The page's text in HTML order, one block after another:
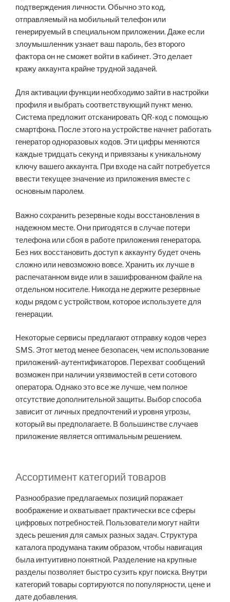
подтверждения личности. Обычно это код,
отправляемый на мобильный телефон или
генерируемый в специальном приложении. Даже если
злоумышленник узнает ваш пароль, без второго
фактора он не сможет войти в кабинет. Это делает
кражу аккаунта крайне трудной задачей.
Для активации функции необходимо зайти в настройки
профиля и выбрать соответствующий пункт меню.
Система предложит отсканировать QR-код с помощью
смартфона. После этого на устройстве начнет работать
генератор одноразовых кодов. Эти цифры меняются
каждые тридцать секунд и привязаны к уникальному
ключу вашего аккаунта. При входе на сайт потребуется
ввести текущее значение из приложения вместе с
основным паролем.
Важно сохранить резервные коды восстановления в
надежном месте. Они пригодятся в случае потери
телефона или сбоя в работе приложения генератора.
Без них восстановить доступ к аккаунту будет очень
сложно или невозможно вовсе. Хранить их лучше в
распечатанном виде или в зашифрованном файле на
отдельном носителе. Никогда не держите резервные
коды рядом с устройством, которое используете для
генерации.
Некоторые сервисы предлагают отправку кодов через
SMS. Этот метод менее безопасен, чем использование
приложений-аутентификаторов. Перехват сообщений
возможен при наличии уязвимостей в сети сотового
оператора. Однако это все же лучше, чем полное
отсутствие дополнительной защиты. Выбор способа
зависит от личных предпочтений и уровня угрозы,
который вы предполагаете. В большинстве случаев
приложение является оптимальным решением.
Ассортимент категорий товаров
Разнообразие предлагаемых позиций поражает
воображение и охватывает практически все сферы
цифровых потребностей. Пользователи могут найти
здесь решения для самых разных задач. Структура
каталога продумана таким образом, чтобы навигация
была интуитивно понятной. Разделение на крупные
разделы позволяет быстро сузить круг поиска. Внутри
категорий товары сортируются по популярности, цене и
дате добавления.